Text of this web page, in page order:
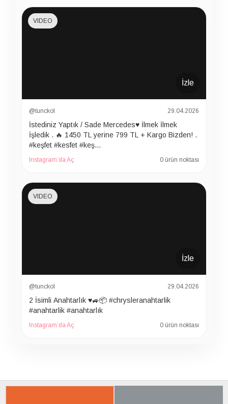
İzle
VIDEO
@tunckol 29.04.2026
İstediniz Yaptık / Sade Mercedes♥️ İlmek İlmek
İşledik . 🔥 1450 TL yerine 799 TL + Kargo Bizden! .
#keşfet #kesfet #keş…
Instagram’da Aç 0 ürün noktası
İzle
VIDEO
@tunckol 29.04.2026
2 İsimli Anahtarlık ♥️🚙📦 #chrysleranahtarlik
#anahtarlik #anahtarlık
Instagram’da Aç 0 ürün noktası